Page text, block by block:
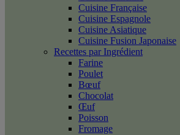
Cuisine Française
Cuisine Espagnole
Cuisine Asiatique
Cuisine Fusion Japonaise
Recettes par Ingrédient
Farine
Poulet
Bœuf
Chocolat
Œuf
Poisson
Fromage